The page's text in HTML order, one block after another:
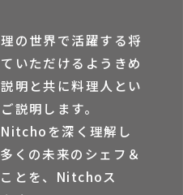
の世界で活躍する将
いただけるようきめ
明と共に料理⼈とい
説明します。
を深く理解し
くの未来のシェフ＆
とを、Nitchoス